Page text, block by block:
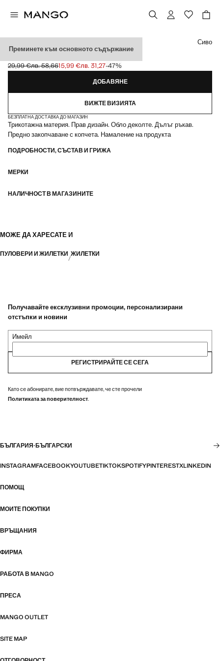
Преминете към основното съдържание
ПЛЕТЕНА ЖИЛЕТКА С КОПЧЕТА
Задраскана първоначална цена [29,99 € лв. 58,66]
29,99 €лв. 58,66
Текуща цена [15,99 € лв. 31,27]
15,99 €лв. 31,27-47%
Изберете цвят
Сиво
ДОБАВЯНЕ
ВИЖТЕ ВИЗИЯТА
БЕЗПЛАТНА ДОСТАВКА ДО МАГАЗИН
Трикотажна материя. Прав дизайн. Обло деколте. Дълъг ръкав.
Предно закопчаване с копчета. Намаление на продукта
ПОДРОБНОСТИ, СЪСТАВ И ГРИЖА
МЕРКИ
НАЛИЧНОСТ В МАГАЗИНИТЕ
МОЖЕ ДА ХАРЕСАТЕ И
ПУЛОВЕРИ И ЖИЛЕТКИ ЖИЛЕТКИ
Получавайте ексклузивни промоции, персонализирани
отстъпки и новини
Имейл
РЕГИСТРИРАЙТЕ СЕ СЕГА
Като се абонирате, вие потвърждавате, че сте прочели
Политиката за поверителност.
БЪЛГАРИЯ·БЪЛГАРСКИ
INSTAGRAMFACEBOOKYOUTUBETIKTOKSPOTIFYPINTERESTXLINKEDIN
ПОМОЩ
МОИТЕ ПОКУПКИ
ВРЪЩАНИЯ
ФИРМА
РАБОТА В MANGO
ПРЕСА
MANGO OUTLET
SITE MAP